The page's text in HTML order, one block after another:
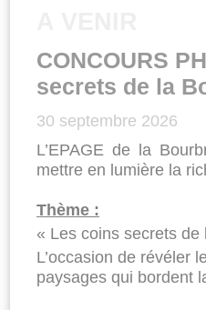
CONCOURS
secrets de la
30 septembre 2026
L’EPAGE de la
mettre en lumière la
Thème :
« Les coins secrets de
L’occasion de révéler
paysages qui bordent